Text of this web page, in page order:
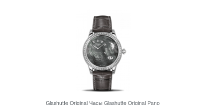
Glashutte Original Часы Glashutte Original Pano